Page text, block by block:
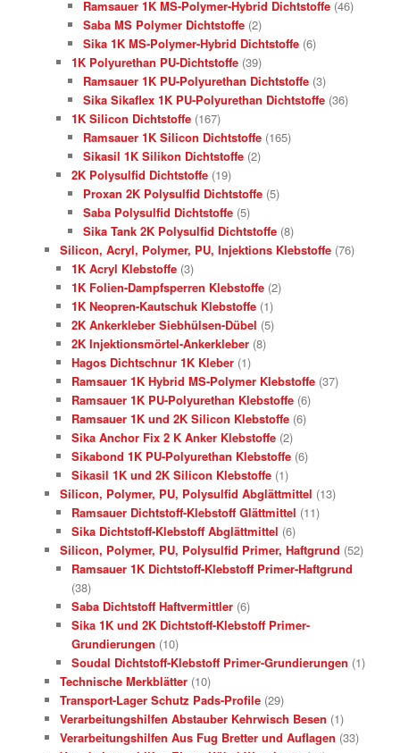
Ramsauer 1K MS-Polymer-Hybrid Dichtstoffe (46)
Saba MS Polymer Dichtstoffe (2)
Sika 1K MS-Polymer-Hybrid Dichtstoffe (6)
1K Polyurethan PU-Dichtstoffe (39)
Ramsauer 1K PU-Polyurethan Dichtstoffe (3)
Sika Sikaflex 1K PU-Polyurethan Dichtstoffe (36)
1K Silicon Dichtstoffe (167)
Ramsauer 1K Silicon Dichtstoffe (165)
Sikasil 1K Silikon Dichtstoffe (2)
2K Polysulfid Dichtstoffe (19)
Proxan 2K Polysulfid Dichtstoffe (5)
Saba Polysulfid Dichtstoffe (5)
Sika Tank 2K Polysulfid Dichtstoffe (8)
Silicon, Acryl, Polymer, PU, Injektions Klebstoffe (76)
1K Acryl Klebstoffe (3)
1K Folien-Dampfsperren Klebstoffe (2)
1K Neopren-Kautschuk Klebstoffe (1)
2K Ankerkleber Siebhülsen-Dübel (5)
2K Injektionsmörtel-Ankerkleber (8)
Hagos Dichtschnur 1K Kleber (1)
Ramsauer 1K Hybrid MS-Polymer Klebstoffe (37)
Ramsauer 1K PU-Polyurethan Klebstoffe (6)
Ramsauer 1K und 2K Silicon Klebstoffe (6)
Sika Anchor Fix 2 K Anker Klebstoffe (2)
Sikabond 1K PU-Polyurethan Klebstoffe (6)
Sikasil 1K und 2K Silicon Klebstoffe (1)
Silicon, Polymer, PU, Polysulfid Abglättmittel (13)
Ramsauer Dichtstoff-Klebstoff Glättmittel (11)
Sika Dichtstoff-Klebstoff Abglättmittel (6)
Silicon, Polymer, PU, Polysulfid Primer, Haftgrund (52)
Ramsauer 1K Dichtstoff-Klebstoff Primer-Haftgrund
(38)
Saba Dichtstoff Haftvermittler (6)
Sika 1K und 2K Dichtstoff-Klebstoff Primer-
Grundierungen (10)
Soudal Dichtstoff-Klebstoff Primer-Grundierungen (1)
Technische Merkblätter (10)
Transport-Lager Schutz Pads-Profile (29)
Verarbeitungshilfen Abstauber Kehrwisch Besen (1)
Verarbeitungshilfen Aus Fug Bretter und Auflagen (33)